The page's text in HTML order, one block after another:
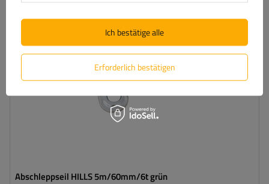
Abschleppseil HILLS 5m/60mm/6t grün
Gurtfestigkeit:
Breite des Zurrgurtes:
60 mm
Erforderlich bestätigen
Ich bestätige alle